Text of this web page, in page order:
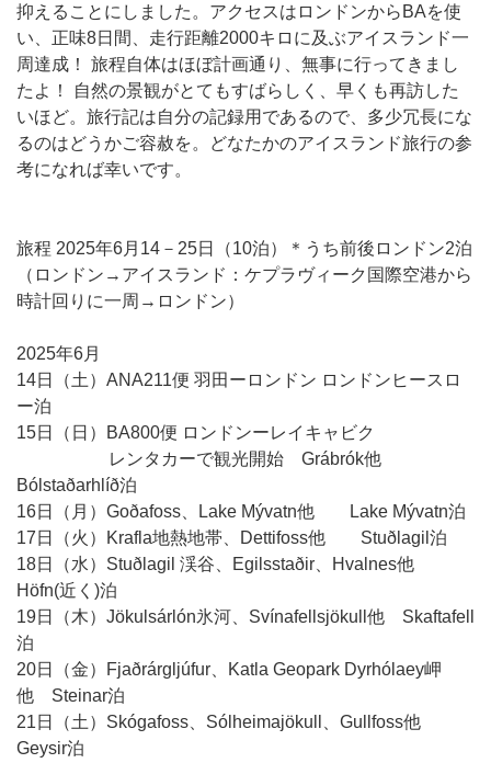
抑えることにしました。アクセスはロンドンからBAを使
い、正味8日間、走行距離2000キロに及ぶアイスランド一
周達成！ 旅程自体はほぼ計画通り、無事に行ってきまし
たよ！ 自然の景観がとてもすばらしく、早くも再訪した
いほど。旅行記は自分の記録用であるので、多少冗長にな
るのはどうかご容赦を。どなたかのアイスランド旅行の参
考になれば幸いです。
旅程 2025年6月14－25日（10泊）＊うち前後ロンドン2泊
（ロンドン→アイスランド：ケプラヴィーク国際空港から
時計回りに一周→ロンドン）
2025年6月
14日（土）ANA211便 羽田ーロンドン ロンドンヒースロ
ー泊
15日（日）BA800便 ロンドンーレイキャビク
レンタカーで観光開始 Grábrók他
Bólstaðarhlíð泊
16日（月）Goðafoss、Lake Mývatn他 Lake Mývatn泊
17日（火）Krafla地熱地帯、Dettifoss他 Stuðlagil泊
18日（水）Stuðlagil 渓谷、Egilsstaðir、Hvalnes他
Höfn(近く)泊
19日（木）Jökulsárlón氷河、Svínafellsjökull他 Skaftafell
泊
20日（金）Fjaðrárgljúfur、Katla Geopark Dyrhólaey岬
他 Steinar泊
21日（土）Skógafoss、Sólheimajökull、Gullfoss他
Geysir泊